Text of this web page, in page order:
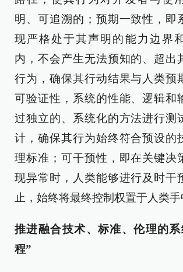
明、可追溯的；预期一致性，即
现严格处于其声明的能力边界
内，不会产生无法预知的、超出
行为，确保其行动结果与人类预
可验证性，系统的性能、逻辑和
过独立的、系统化的方法进行测
计，确保其行为始终符合预设的
理标准；可干预性，即在关键决
现异常时，人类能够进行及时干
止，始终将最终控制权置于人类手
推进融合技术、标准、伦理的
程”